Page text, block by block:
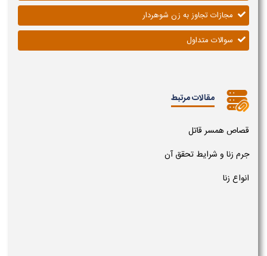
مجازات تجاوز به زن شوهردار
سوالات متداول
مقالات مرتبط
قصاص همسر قاتل
جرم زنا و شرایط تحقق آن
انواع زنا